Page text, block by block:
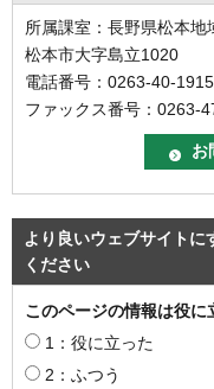
所属課室：長野県松本
松本市大字島立1020
電話番号：0263-40-1915
ファックス番号：0263-
より良いウェブサイト
ください
このページの情報は役に
1：役に立った
2：ふつう